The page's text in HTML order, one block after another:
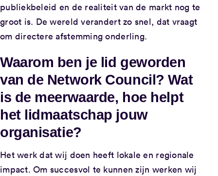
publiekbeleid en de realiteit van de markt nog te
groot is. De wereld verandert zo snel, dat vraagt
om directere afstemming onderling.
Waarom ben je lid geworden
van de Network Council? Wat
is de meerwaarde, hoe helpt
het lidmaatschap jouw
organisatie?
Het werk dat wij doen heeft lokale en regionale
impact. Om succesvol te kunnen zijn werken wij